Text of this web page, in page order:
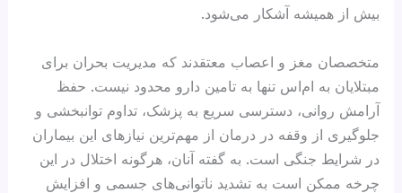
بیش از همیشه آشکار می‌شود.
متخصصان مغز و اعصاب معتقدند که مدیریت بحران برای
مبتلایان به ام‌اس تنها به تامین دارو محدود نیست. حفظ
آرامش روانی، دسترسی سریع به پزشک، تداوم توانبخشی و
جلوگیری از وقفه در درمان از مهم‌ترین نیازهای این بیماران
در شرایط جنگی است. به گفته آنان، هرگونه اختلال در این
چرخه ممکن است به تشدید ناتوانی‌های جسمی و افزایش